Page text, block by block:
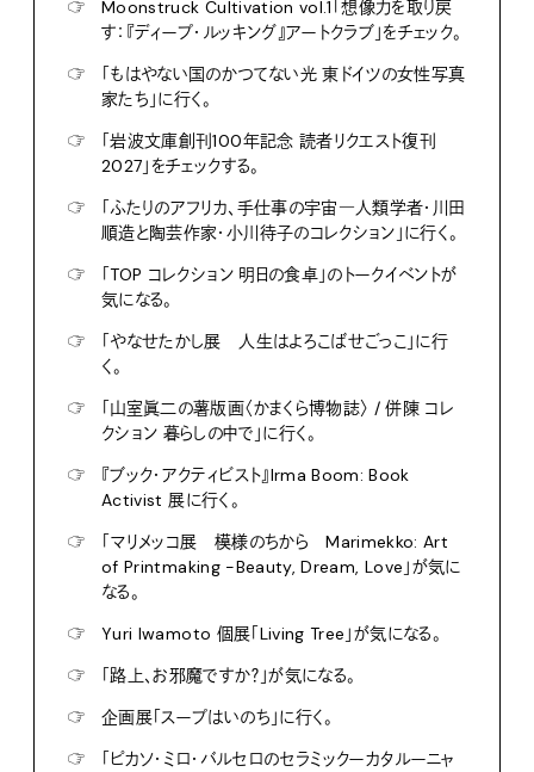
☞
Moonstruck Cultivation vol.1「想像力を取り戻
す：『ディープ・ルッキング』アートクラブ」をチェック。
☞
「もはやない国のかつてない光 東ドイツの女性写真
家たち」に行く。
☞
「岩波文庫創刊100年記念 読者リクエスト復刊
2027」をチェックする。
☞
「ふたりのアフリカ、手仕事の宇宙―人類学者・川田
順造と陶芸作家・小川待子のコレクション」に行く。
☞
「TOP コレクション 明日の食卓」のトークイベントが
気になる。
☞
「やなせたかし展 人生はよろこばせごっこ」に行
く。
☞
「山室眞二の薯版画〈かまくら博物誌〉 / 併陳 コレ
クション 暮らしの中で」に行く。
☞
『ブック・アクティビスト』Irma Boom: Book
Activist 展に行く。
☞
「マリメッコ展 模様のちから Marimekko: Art
of Printmaking -Beauty, Dream, Love」が気に
なる。
☞
Yuri Iwamoto 個展「Living Tree」が気になる。
☞
「路上、お邪魔ですか？」が気になる。
☞
企画展「スープはいのち」に行く。
☞
「ピカソ・ミロ・バルセロのセラミックーカタルーニャ